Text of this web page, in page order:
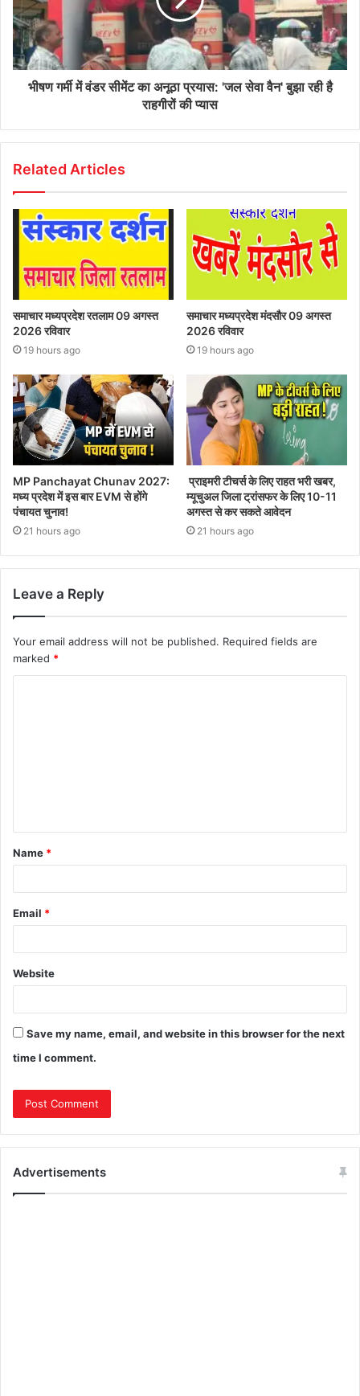
भीषण गर्मी में वंडर सीमेंट का अनूठा प्रयास: 'जल सेवा वैन' बुझा रही है
राहगीरों की प्यास
Related Articles
समाचार मध्यप्रदेश रतलाम 09 अगस्त
2026 रविवार
19 hours ago
समाचार मध्यप्रदेश मंदसौर 09 अगस्त
2026 रविवार
19 hours ago
MP Panchayat Chunav 2027:
मध्य प्रदेश में इस बार EVM से होंगे
पंचायत चुनाव!
21 hours ago
प्राइमरी टीचर्स के लिए राहत भरी खबर,
म्यूचुअल जिला ट्रांसफर के लिए 10-11
अगस्त से कर सकते आवेदन
21 hours ago
Leave a Reply
Your email address will not be published. Required fields are
marked *
Name *
Email *
Website
Save my name, email, and website in this browser for the next
time I comment.
Advertisements